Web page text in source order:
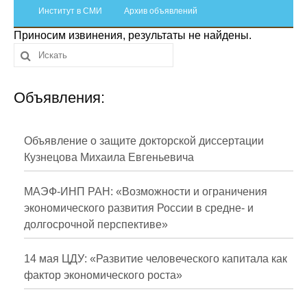
Отчетность
Противодействие коррупции
Материалы для СМИ
Публикации
Научная жизнь
Проблемы прогнозирования
О журнале
Номера журналов
Институт в СМИ Архив объявлений
Приносим извинения, результаты не найдены.
Объявления:
Объявление о защите докторской диссертации
Кузнецова Михаила Евгеньевича
МАЭФ-ИНП РАН: «Возможности и ограничения
экономического развития России в средне- и
долгосрочной перспективе»
14 мая ЦДУ: «Развитие человеческого капитала как
фактор экономического роста»